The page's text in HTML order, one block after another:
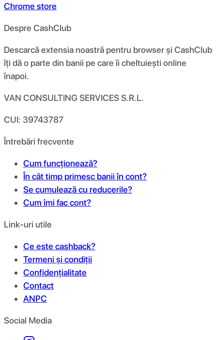
Chrome store
Despre CashClub
Descarcă extensia noastră pentru browser și CashClub
îți dă o parte din banii pe care îi cheltuiești online
înapoi.
VAN CONSULTING SERVICES S.R.L.
CUI: 39743787
Întrebări frecvente
Cum funcționează?
În cât timp primesc banii în cont?
Se cumulează cu reducerile?
Cum îmi fac cont?
Link-uri utile
Ce este cashback?
Termeni și condiții
Confidențialitate
Contact
ANPC
Social Media